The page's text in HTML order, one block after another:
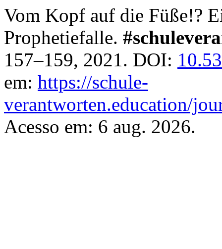
Vom Kopf auf die Füße!?
Prophetiefalle.
157–159, 2021. DOI:
em: https://schule-
verantworten.education/
Acesso em: 6 aug. 2026.